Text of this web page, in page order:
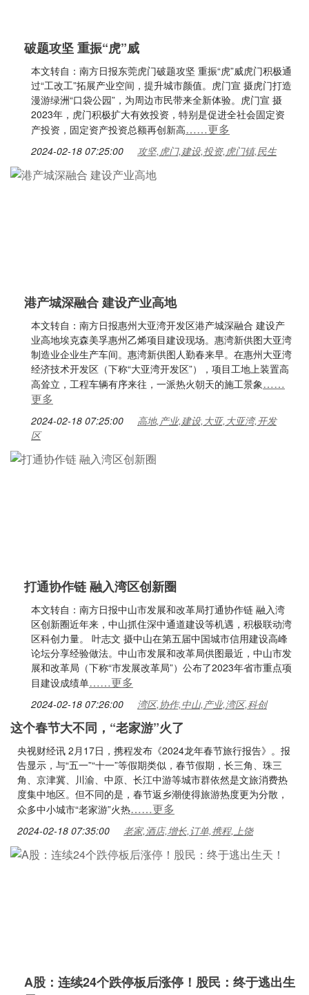
破题攻坚 重振“虎”威
本文转自：南方日报东莞虎门破题攻坚 重振“虎”威虎门积极通
过“工改工”拓展产业空间，提升城市颜值。虎门宣 摄虎门打造
漫游绿洲“口袋公园”，为周边市民带来全新体验。虎门宣 摄
2023年，虎门积极扩大有效投资，特别是促进全社会固定资
产投资，固定资产投资总额再创新高……更多
2024-02-18 07:25:00 攻坚,虎门,建设,投资,虎门镇,民生
港产城深融合 建设产业高地
本文转自：南方日报惠州大亚湾开发区港产城深融合 建设产
业高地埃克森美孚惠州乙烯项目建设现场。惠湾新供图大亚湾
制造业企业生产车间。惠湾新供图人勤春来早。在惠州大亚湾
经济技术开发区（下称“大亚湾开发区”），项目工地上装置高
高耸立，工程车辆有序来往，一派热火朝天的施工景象……
更多
2024-02-18 07:25:00
高地,产业,建设,大亚,大亚湾,开发
区
打通协作链 融入湾区创新圈
本文转自：南方日报中山市发展和改革局打通协作链 融入湾
区创新圈近年来，中山抓住深中通道建设等机遇，积极联动湾
区科创力量。 叶志文 摄中山在第五届中国城市信用建设高峰
论坛分享经验做法。中山市发展和改革局供图最近，中山市发
展和改革局（下称“市发展改革局”）公布了2023年省市重点项
目建设成绩单……更多
2024-02-18 07:26:00 湾区,协作,中山,产业,湾区,科创
这个春节大不同，“老家游”火了
央视财经讯 2月17日，携程发布《2024龙年春节旅行报告》。报
告显示，与“五一”“十一”等假期类似，春节假期，长三角、珠三
角、京津冀、川渝、中原、长江中游等城市群依然是文旅消费热
度集中地区。但不同的是，春节返乡潮使得旅游热度更为分散，
众多中小城市“老家游”火热……更多
2024-02-18 07:35:00 老家,酒店,增长,订单,携程,上饶
A股：连续24个跌停板后涨停！股民：终于逃出生